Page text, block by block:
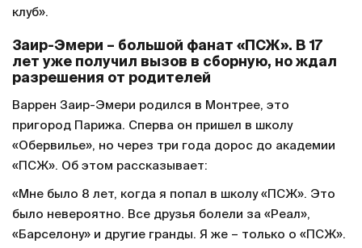
клуб».
Заир-Эмери – большой фанат «ПСЖ». В 17
лет уже получил вызов в сборную, но ждал
разрешения от родителей
Варрен Заир-Эмери родился в Монтрее, это
пригород Парижа. Сперва он пришел в школу
«Обервилье», но через три года дорос до академии
«ПСЖ». Об этом рассказывает:
«Мне было 8 лет, когда я попал в школу «ПСЖ». Это
было невероятно. Все друзья болели за «Реал»,
«Барселону» и другие гранды. Я же – только о «ПСЖ».